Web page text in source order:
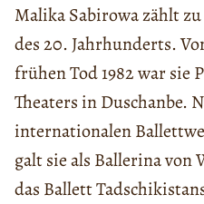
Malika Sabirowa zählt
des 20. Jahrhunderts.
frühen Tod 1982 war sie
Theaters in Duschanbe.
internationalen
galt sie als Ballerina von
das Ballett